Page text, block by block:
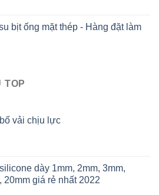
bịt ống mặt thép - Hàng đặt làm
TOP
vải chịu lực
dày 1mm, 2mm, 3mm,
20mm giá rẻ nhất 2022